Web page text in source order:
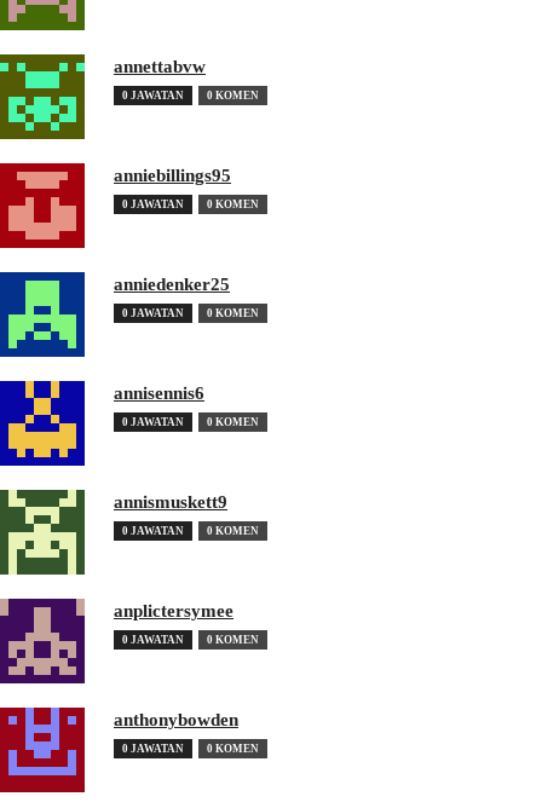
annettabvw
0 JAWATAN 0 KOMEN
anniebillings95
0 JAWATAN 0 KOMEN
anniedenker25
0 JAWATAN 0 KOMEN
annisennis6
0 JAWATAN 0 KOMEN
annismuskett9
0 JAWATAN 0 KOMEN
anplictersymee
0 JAWATAN 0 KOMEN
anthonybowden
0 JAWATAN 0 KOMEN